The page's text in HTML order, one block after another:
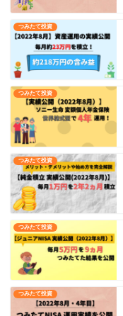
つみたて投資
つみたて投資
つみたて投資
つみたて投資
つみたて投資